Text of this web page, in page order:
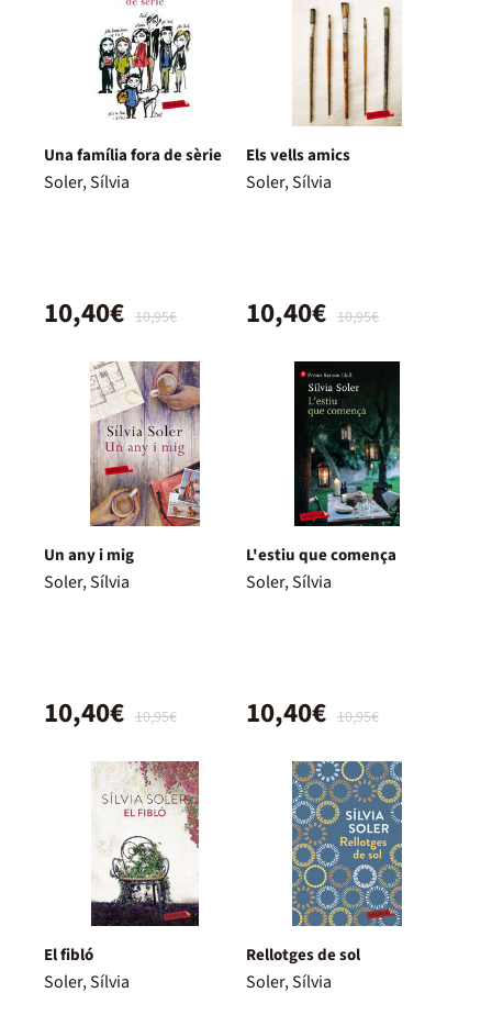
Una família fora de sèrie
Soler, Sílvia
10,95€
10,40€
Els vells amics
Soler, Sílvia
10,95€
10,40€
Un any i mig
Soler, Sílvia
10,95€
10,40€
L'estiu que comença
Soler, Sílvia
10,95€
10,40€
El fibló
Soler, Sílvia
Rellotges de sol
Soler, Sílvia